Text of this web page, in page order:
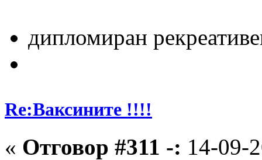
дипломиран
Re:Ваксините !!!!
« Отговор #311 -: 14-09-